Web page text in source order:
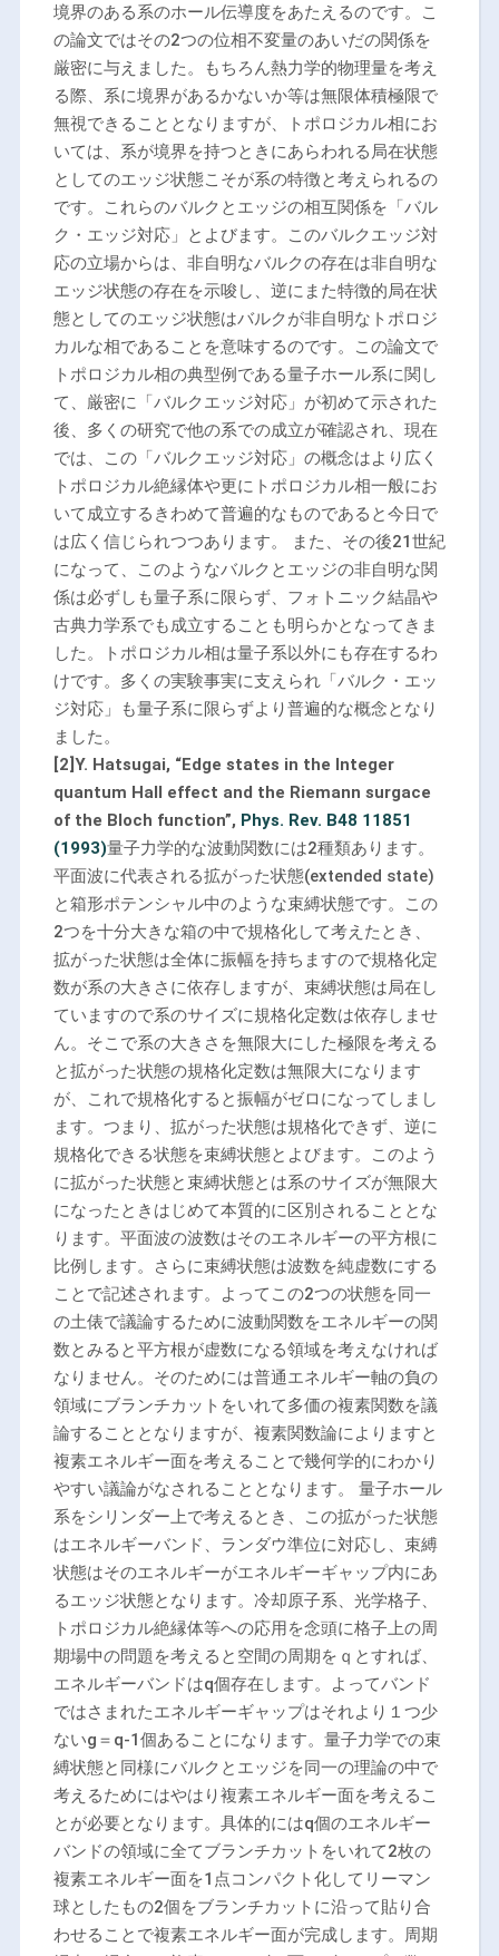
境界のある系のホール伝導度をあたえるのです。こ
の論文ではその2つの位相不変量のあいだの関係を
厳密に与えました。もちろん熱力学的物理量を考え
る際、系に境界があるかないか等は無限体積極限で
無視できることとなりますが、トポロジカル相にお
いては、系が境界を持つときにあらわれる局在状態
としてのエッジ状態こそが系の特徴と考えられるの
です。これらのバルクとエッジの相互関係を「バル
ク・エッジ対応」とよびます。このバルクエッジ対
応の立場からは、非自明なバルクの存在は非自明な
エッジ状態の存在を示唆し、逆にまた特徴的局在状
態としてのエッジ状態はバルクが非自明なトポロジ
カルな相であることを意味するのです。この論文で
トポロジカル相の典型例である量子ホール系に関し
て、厳密に「バルクエッジ対応」が初めて示された
後、多くの研究で他の系での成立が確認され、現在
では、この「バルクエッジ対応」の概念はより広く
トポロジカル絶縁体や更にトポロジカル相一般にお
いて成立するきわめて普遍的なものであると今日で
は広く信じられつつあります。 また、その後21世紀
になって、このようなバルクとエッジの非自明な関
係は必ずしも量子系に限らず、フォトニック結晶や
古典力学系でも成立することも明らかとなってきま
した。トポロジカル相は量子系以外にも存在するわ
けです。多くの実験事実に支えられ「バルク・エッ
ジ対応」も量子系に限らずより普遍的な概念となり
ました。
[2]Y. Hatsugai, “Edge states in the Integer
quantum Hall effect and the Riemann surgace
of the Bloch function”, Phys. Rev. B48 11851
(1993)量子力学的な波動関数には2種類あります。
平面波に代表される拡がった状態(extended state)
と箱形ポテンシャル中のような束縛状態です。この
2つを十分大きな箱の中で規格化して考えたとき、
拡がった状態は全体に振幅を持ちますので規格化定
数が系の大きさに依存しますが、束縛状態は局在し
ていますので系のサイズに規格化定数は依存しませ
ん。そこで系の大きさを無限大にした極限を考える
と拡がった状態の規格化定数は無限大になります
が、これで規格化すると振幅がゼロになってしまし
ます。つまり、拡がった状態は規格化できず、逆に
規格化できる状態を束縛状態とよびます。このよう
に拡がった状態と束縛状態とは系のサイズが無限大
になったときはじめて本質的に区別されることとな
ります。平面波の波数はそのエネルギーの平方根に
比例します。さらに束縛状態は波数を純虚数にする
ことで記述されます。よってこの2つの状態を同一
の土俵で議論するために波動関数をエネルギーの関
数とみると平方根が虚数になる領域を考えなければ
なりません。そのためには普通エネルギー軸の負の
領域にブランチカットをいれて多価の複素関数を議
論することとなりますが、複素関数論によりますと
複素エネルギー面を考えることで幾何学的にわかり
やすい議論がなされることとなります。 量子ホール
系をシリンダー上で考えるとき、この拡がった状態
はエネルギーバンド、ランダウ準位に対応し、束縛
状態はそのエネルギーがエネルギーギャップ内にあ
るエッジ状態となります。冷却原子系、光学格子、
トポロジカル絶縁体等への応用を念頭に格子上の周
期場中の問題を考えると空間の周期をｑとすれば、
エネルギーバンドはq個存在します。よってバンド
ではさまれたエネルギーギャップはそれより１つ少
ないg＝q-1個あることになります。量子力学での束
縛状態と同様にバルクとエッジを同一の理論の中で
考えるためにはやはり複素エネルギー面を考えるこ
とが必要となります。具体的にはq個のエネルギー
バンドの領域に全てブランチカットをいれて2枚の
複素エネルギー面を1点コンパクト化してリーマン
球としたもの2個をブランチカットに沿って貼り合
わせることで複素エネルギー面が完成します。周期